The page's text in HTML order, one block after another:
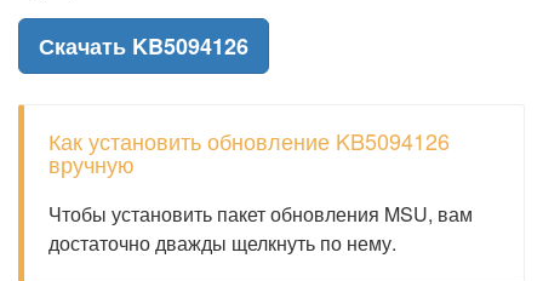
Скачать KB5094126
Как установить обновление KB5094126
вручную
Чтобы установить пакет обновления MSU, вам
достаточно дважды щелкнуть по нему.